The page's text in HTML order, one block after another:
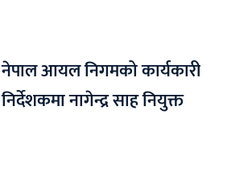
नेपाल आयल निगमको कार्यकारी
निर्देशकमा नागेन्द्र साह नियुक्त